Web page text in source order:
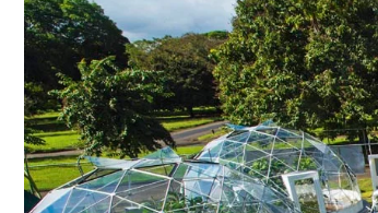
Urbano
Cultura